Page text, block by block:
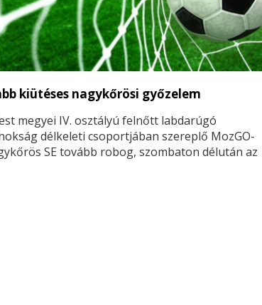
kiütéses nagykőrösi győzelem
megyei IV. osztályú felnőtt labdarúgó
délkeleti csoportjában szereplő MozGO-
SE tovább robog, szombaton délután az